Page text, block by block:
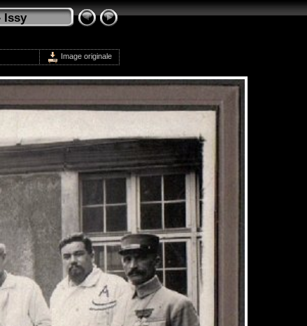
Issy
Image originale